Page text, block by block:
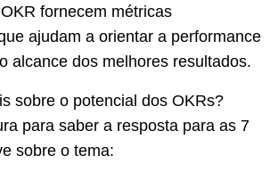
fornecem métricas
ajudam a orientar a performance
alcance dos melhores resultados.
sobre o potencial dos OKRs?
para saber a resposta para as 7
sobre o tema: